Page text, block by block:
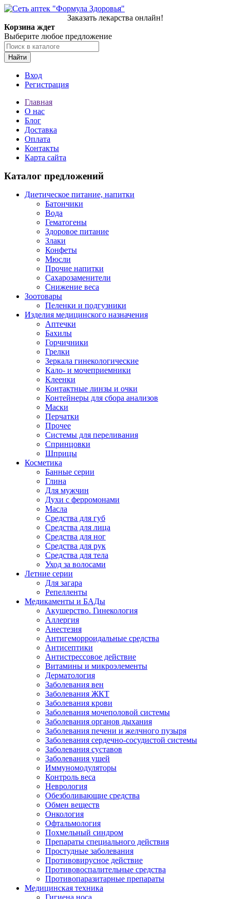
Заказать лекарства онлайн!
Корзина ждет
Выберите любое предложение
Найти
Вход
Регистрация
Главная
О нас
Блог
Доставка
Оплата
Контакты
Карта сайта
Каталог предложений
Диетическое питание, напитки
Батончики
Вода
Гематогены
Здоровое питание
Злаки
Конфеты
Мюсли
Прочие напитки
Сахарозаменители
Снижение веса
Зоотовары
Пеленки и подгузники
Изделия медицинского назначения
Аптечки
Бахилы
Горчичники
Грелки
Зеркала гинекологические
Кало- и мочеприемники
Клеенки
Контактные линзы и очки
Контейнеры для сбора анализов
Маски
Перчатки
Прочее
Системы для переливания
Спринцовки
Шприцы
Косметика
Банные серии
Глина
Для мужчин
Духи с ферромонами
Масла
Средства для губ
Средства для лица
Средства для ног
Средства для рук
Средства для тела
Уход за волосами
Летние серии
Для загара
Репелленты
Медикаменты и БАДы
Акушерство. Гинекология
Аллергия
Анестезия
Антигеморроидальные средства
Антисептики
Антистрессовое действие
Витамины и микроэлементы
Дерматология
Заболевания вен
Заболевания ЖКТ
Заболевания крови
Заболевания мочеполовой системы
Заболевания органов дыхания
Заболевания печени и желчного пузыря
Заболевания сердечно-сосудистой системы
Заболевания суставов
Заболевания ушей
Иммуномодуляторы
Контроль веса
Неврология
Обезболивающие средства
Обмен веществ
Онкология
Офтальмология
Похмельный синдром
Препараты специального действия
Простудные заболевания
Противовирусное действие
Противовоспалительные средства
Противопаразитарные препараты
Медицинская техника
Гигиена носа